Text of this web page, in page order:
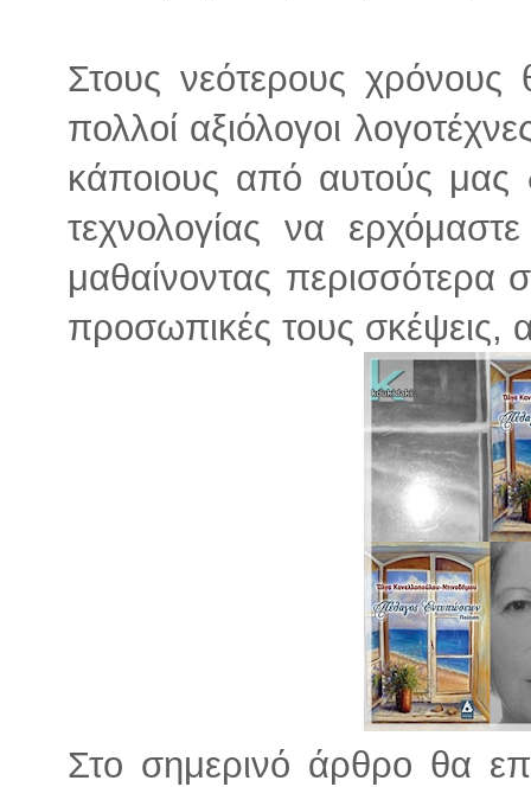
Στους νεότερους
πολλοί αξιόλογοι
κάποιους από αυτούς μας
τεχνολογίας να
μαθαίνοντας περισσότερα
προσωπικές τους σκέψεις,
Στο σημερινό άρθρο θα